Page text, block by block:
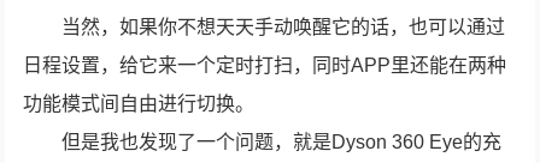
当然，如果你不想天天手动唤醒它的话，也可以通过
日程设置，给它来一个定时打扫，同时APP里还能在两种
功能模式间自由进行切换。
但是我也发现了一个问题，就是Dyson 360 Eye的充